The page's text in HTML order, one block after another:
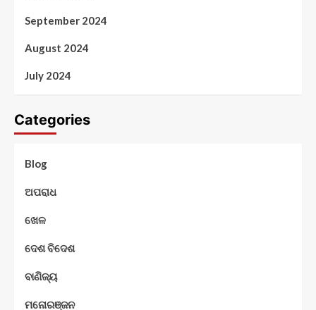
September 2024
August 2024
July 2024
Categories
Blog
ଅପରାଧ
ଖେଳ
ଦେଶ ବିଦେଶ
ବାଣିଜ୍ୟ
ମନୋରଞ୍ଜନ